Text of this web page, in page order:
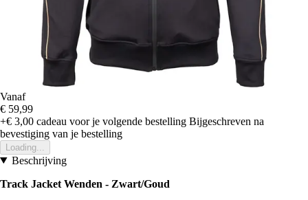
Vanaf
€ 59,99
+€ 3,00 cadeau voor je volgende bestelling Bijgeschreven na
bevestiging van je bestelling
Loading...
Beschrijving
Track Jacket Wenden - Zwart/Goud